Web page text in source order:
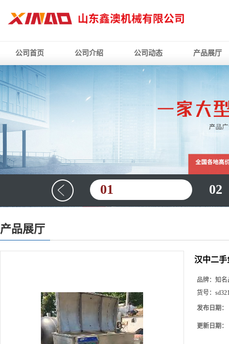
公司首页 公司介绍 公司动态 产品展厅
01 02
产品展厅
汉中二手
品牌： 知名
货号：
发布日期：
更新日期：